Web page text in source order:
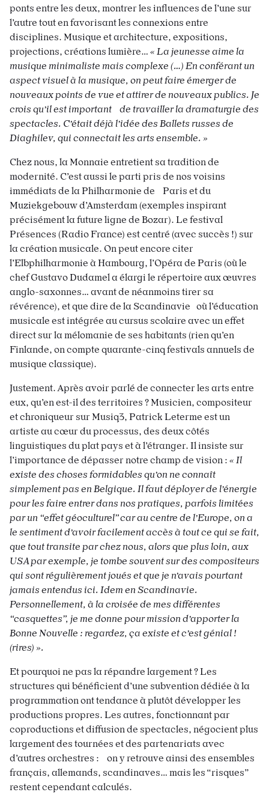
ponts entre les deux, montrer les influences de l’une sur
l’autre tout en favorisant les connexions entre
disciplines. Musique et architecture, expositions,
projections, créations lumière… « La jeunesse aime la
musique minimaliste mais complexe (…) En conférant un
aspect visuel à la musique, on peut faire émerger de
nouveaux points de vue et attirer de nouveaux publics. Je
crois qu’il est important de travailler la dramaturgie des
spectacles. C’était déjà l’idée des Ballets russes de
Diaghilev, qui connectait les arts ensemble. »
Chez nous, la Monnaie entretient sa tradition de
modernité. C’est aussi le parti pris de nos voisins
immédiats de la Philharmonie de Paris et du
Muziekgebouw d’Amsterdam (exemples inspirant
précisément la future ligne de Bozar). Le festival
Présences (Radio France) est centré (avec succès !) sur
la création musicale. On peut encore citer
l’Elbphilharmonie à Hambourg, l’Opéra de Paris (où le
chef Gustavo Dudamel a élargi le répertoire aux œuvres
anglo-saxonnes… avant de néanmoins tirer sa
révérence), et que dire de la Scandinavie où l’éducation
musicale est intégrée au cursus scolaire avec un effet
direct sur la mélomanie de ses habitants (rien qu’en
Finlande, on compte quarante-cinq festivals annuels de
musique classique).
Justement. Après avoir parlé de connecter les arts entre
eux, qu’en est-il des territoires ? Musicien, compositeur
et chroniqueur sur Musiq3, Patrick Leterme est un
artiste au cœur du processus, des deux côtés
linguistiques du plat pays et à l’étranger. Il insiste sur
l’importance de dépasser notre champ de vision : « Il
existe des choses formidables qu’on ne connaît
simplement pas en Belgique. Il faut déployer de l’énergie
pour les faire entrer dans nos pratiques, parfois limitées
par un “effet géoculturel” car au centre de l’Europe, on a
le sentiment d’avoir facilement accès à tout ce qui se fait,
que tout transite par chez nous, alors que plus loin, aux
USA par exemple, je tombe souvent sur des compositeurs
qui sont régulièrement joués et que je n’avais pourtant
jamais entendus ici. Idem en Scandinavie.
Personnellement, à la croisée de mes différentes
“casquettes”, je me donne pour mission d’apporter la
Bonne Nouvelle : regardez, ça existe et c’est génial !
(rires) ».
Et pourquoi ne pas la répandre largement ? Les
structures qui bénéficient d’une subvention dédiée à la
programmation ont tendance à plutôt développer les
productions propres. Les autres, fonctionnant par
coproductions et diffusion de spectacles, négocient plus
largement des tournées et des partenariats avec
d’autres orchestres : on y retrouve ainsi des ensembles
français, allemands, scandinaves… mais les “risques”
restent cependant calculés.